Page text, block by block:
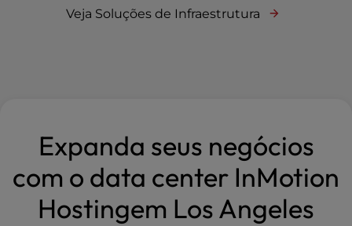
Veja Soluções de Infraestrutura
Expanda seus negócios
com o data center InMotion
Hostingem Los Angeles